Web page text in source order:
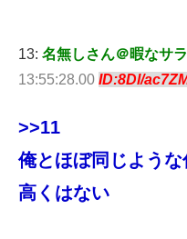
13: 名無しさん＠暇なサ
13:55:28.00 ID:8Dl/
>>11
俺とほぼ同じよう
高くはない